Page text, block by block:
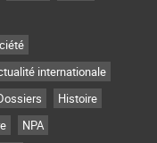
internationale
Histoire
NPA